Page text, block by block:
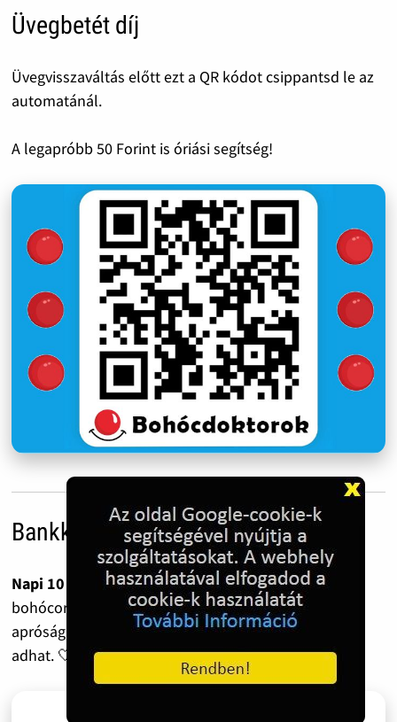
Üvegbetét díj
Üvegvisszaváltás előtt ezt a QR kódot csippantsd le az
automatánál.
A legapróbb 50 Forint is óriási segítség!
Bankkártyás adományozás
Napi 10 forint havonta már 300 forint.Ennyiből tíz
bohócorr vagy egy színes ceruza is megvásárolható –
apróság, ami egy gyermeknek mégis mosolyt és erőt
adhat. 🤍 Segítenél? Hálásan köszönjük!